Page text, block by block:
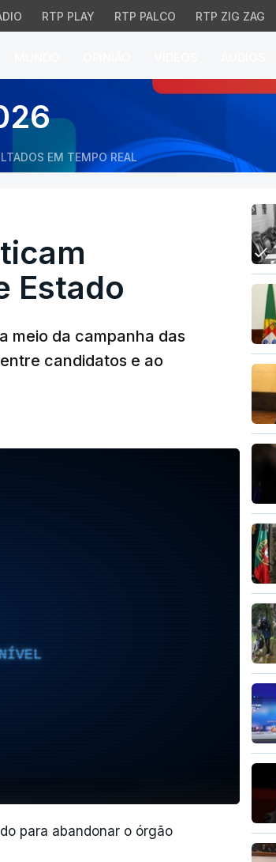
RTP PLAY RTP PALCO RTP ZIG ZAG
reunião do
EM TEMPO REAL
Estado
meio da campanha das
candidatos e ao
para abandonar o órgão